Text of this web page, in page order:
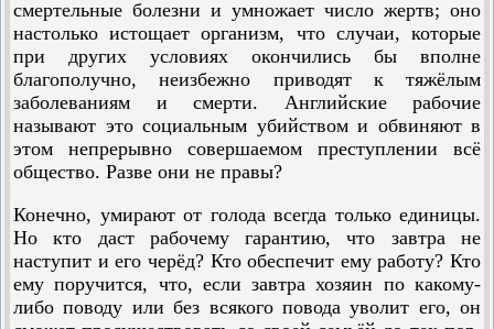
смертельные болезни и умножает число жертв; оно
настолько истощает организм, что случаи, которые
при других условиях окончились бы вполне
благополучно, неизбежно приводят к тяжёлым
заболеваниям и смерти. Английские рабочие
называют это социальным убийством и обвиняют в
этом непрерывно совершаемом преступлении всё
общество. Разве они не правы?
Конечно, умирают от голода всегда только единицы.
Но кто даст рабочему гарантию, что завтра не
наступит и его черёд? Кто обеспечит ему работу? Кто
ему поручится, что, если завтра хозяин по какому-
либо поводу или без всякого повода уволит его, он